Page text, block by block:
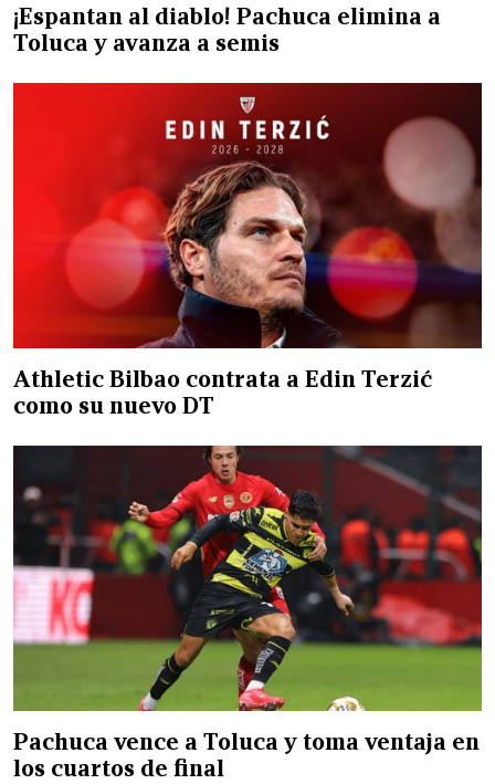
¡Espantan al diablo! Pachuca elimina a
Toluca y avanza a semis
Athletic Bilbao contrata a Edin Terzić
como su nuevo DT
Pachuca vence a Toluca y toma ventaja en
los cuartos de final